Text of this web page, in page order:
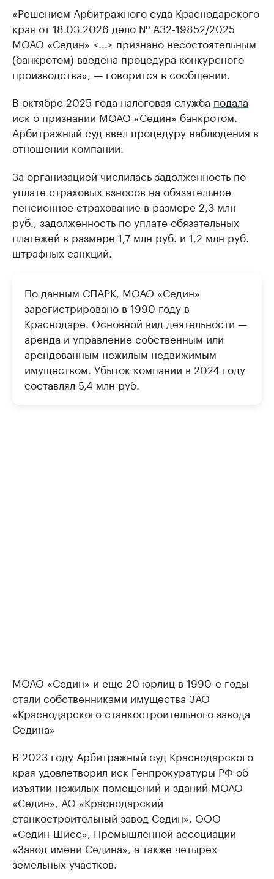
«Решением Арбитражного суда Краснодарского
края от 18.03.2026 дело № А32-19852/2025
МОАО «Седин» <...> признано несостоятельным
(банкротом) введена процедура конкурсного
производства», — говорится в сообщении.
В октябре 2025 года налоговая служба подала
иск о признании МОАО «Седин» банкротом.
Арбитражный суд ввел процедуру наблюдения в
отношении компании.
За организацией числилась задолженность по
уплате страховых взносов на обязательное
пенсионное страхование в размере 2,3 млн
руб., задолженность по уплате обязательных
платежей в размере 1,7 млн руб. и 1,2 млн руб.
штрафных санкций.
По данным СПАРК, МОАО «Седин»
зарегистрировано в 1990 году в
Краснодаре. Основной вид деятельности —
аренда и управление собственным или
арендованным нежилым недвижимым
имуществом. Убыток компании в 2024 году
составлял 5,4 млн руб.
МОАО «Седин» и еще 20 юрлиц в 1990-е годы
стали собственниками имущества ЗАО
«Краснодарского станкостроительного завода
Седина»
В 2023 году Арбитражный суд Краснодарского
края удовлетворил иск Генпрокуратуры РФ об
изъятии нежилых помещений и зданий МОАО
«Седин», АО «Краснодарский
станкостроительный завод Седин», ООО
«Седин-Шисс», Промышленной ассоциации
«Завод имени Седина», а также четырех
земельных участков.